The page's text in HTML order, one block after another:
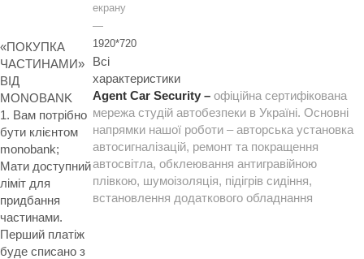
«ПОКУПКА
ЧАСТИНАМИ»
ВІД
MONOBANK
1. Вам потрібно
бути клієнтом
monobank;
Мати доступний
ліміт для
придбання
частинами.
Перший платіж
буде списано з
екрану
—
1920*720
Всі
характеристики
Agent Car Security – офіційна сертифікована
мережа студій автобезпеки в Україні. Основні
напрямки нашої роботи – авторська установка
автосигналізацій, ремонт та покращення
автосвітла, обклеювання антигравійною
плівкою, шумоізоляція, підігрів сидіння,
встановлення додаткового обладнання